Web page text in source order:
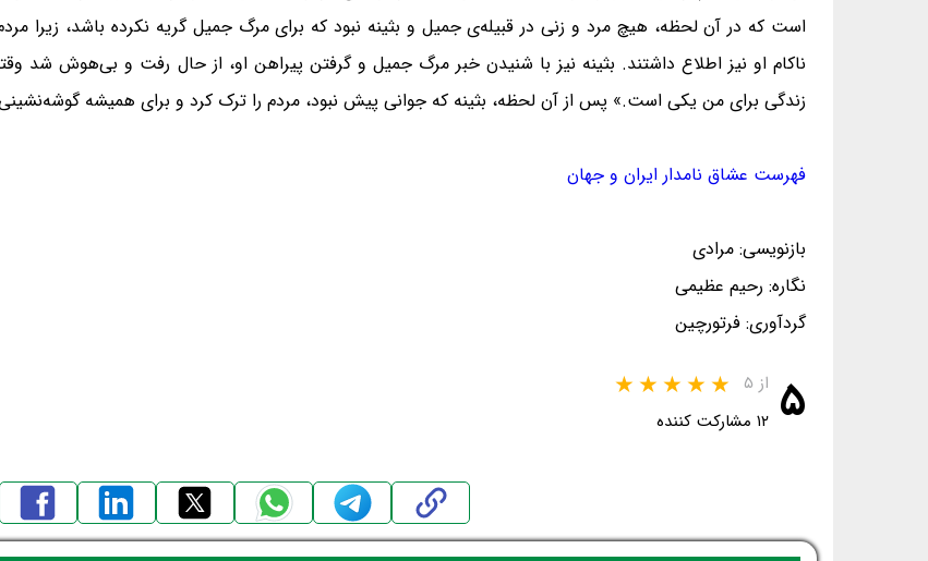
است که در آن لحظه، هیچ مرد و زنی در قبیله‌ی جمیل و بثینه نبود که برای مرگ جمیل گریه نکرده باشد، زیرا
ناکام او نیز اطلاع داشتند. بثینه نیز با شنیدن خبر مرگ جمیل و گرفتن پیراهن او، از حال رفت و بی‌هوش
زندگی برای من یکی است.» پس از آن لحظه، بثینه که جوانی پیش نبود، مردم را ترک کرد و برای همیشه
فهرست عشاق نامدار ایران و جهان
بازنویسی: مرادی
نگاره: رحیم عظیمی
گردآوری: فرتورچین
۵ از ۵
۱۲ مشارکت کننده